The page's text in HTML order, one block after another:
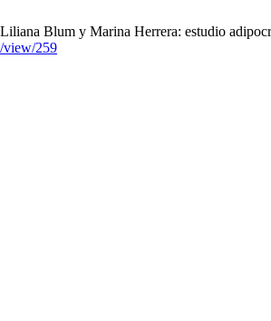
Blum y Marina Herrera: estudio
view/259